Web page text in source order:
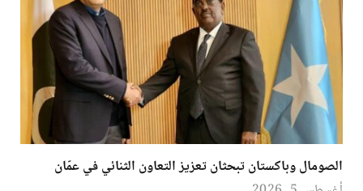
الصومال وباكستان تبحثان تعزيز التعاون الثنائي في عمّان